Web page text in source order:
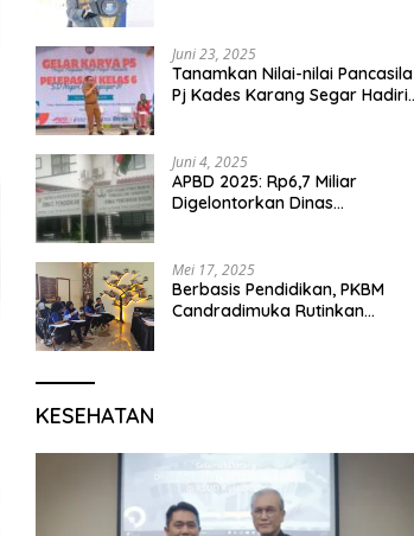
Juni 23, 2025
Tanamkan Nilai-nilai Pancasila
Pj Kades Karang Segar Hadiri
01 Karang Segar
Juni 4, 2025
APBD 2025: Rp6,7 Miliar
Digelontorkan Dinas
Mei 17, 2025
Berbasis Pendidikan, PKBM
Candradimuka Rutinkan
KESEHATAN